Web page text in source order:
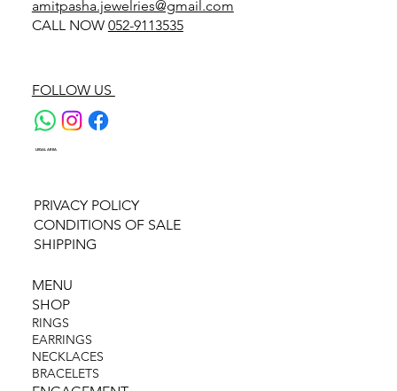
LEGAL AREA
PRIVACY POLICY
CONDITIONS OF SALE
SHIPPING
amitpasha.jewelries@gmail.com
CALL NOW 052-9113535
FOLLOW US
MENU
SHOP
RINGS
EARRINGS
NECKLACES
BRACELETS